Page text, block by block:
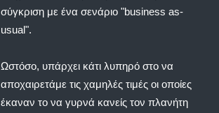
σύγκριση με ένα σενάριο "business as-
usual".
Ωστόσο, υπάρχει κάτι λυπηρό στο να
αποχαιρετάμε τις χαμηλές τιμές οι οποίες
έκαναν το να γυρνά κανείς τον πλανήτη